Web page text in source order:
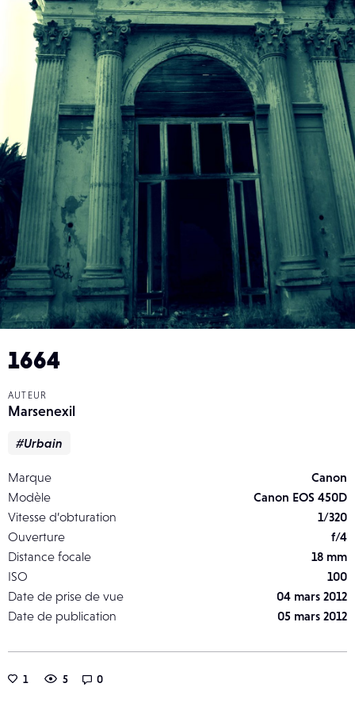
1664
AUTEUR
Marsenexil
#Urbain
Marque
Canon
Modèle
Canon EOS 450D
Vitesse d’obturation
1/320
Ouverture
f/4
Distance focale
18 mm
ISO
100
Date de prise de vue
04 mars 2012
Date de publication
05 mars 2012
1 5 0